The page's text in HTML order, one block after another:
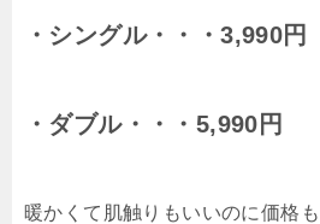
・シングル・・・3,990円
・ダブル・・・5,990円
暖かくて肌触りもいいのに価格